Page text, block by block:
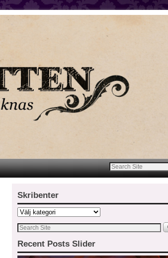
Skribenter
Recent Posts Slider